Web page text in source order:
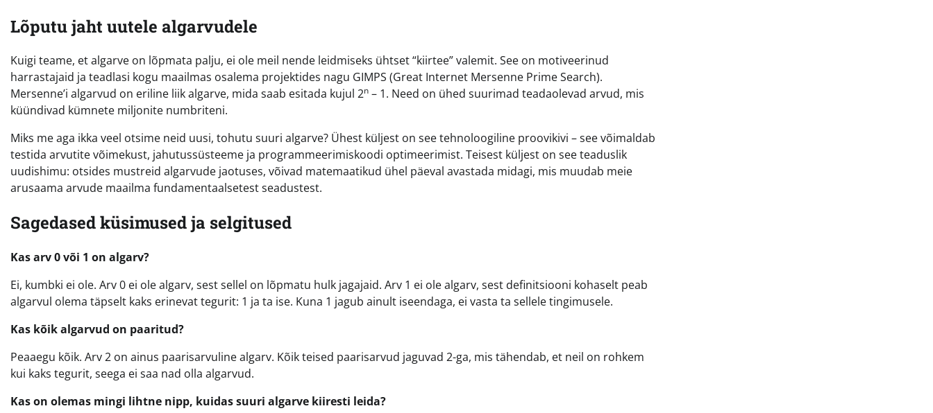
Lõputu jaht uutele algarvudele
Kuigi teame, et algarve on lõpmata palju, ei ole meil nende leidmiseks ühtset “kiirtee” valemit. See on motiveerinud
harrastajaid ja teadlasi kogu maailmas osalema projektides nagu GIMPS (Great Internet Mersenne Prime Search).
Mersenne’i algarvud on eriline liik algarve, mida saab esitada kujul 2n – 1. Need on ühed suurimad teadaolevad arvud, mis
küündivad kümnete miljonite numbriteni.
Miks me aga ikka veel otsime neid uusi, tohutu suuri algarve? Ühest küljest on see tehnoloogiline proovikivi – see võimaldab
testida arvutite võimekust, jahutussüsteeme ja programmeerimiskoodi optimeerimist. Teisest küljest on see teaduslik
uudishimu: otsides mustreid algarvude jaotuses, võivad matemaatikud ühel päeval avastada midagi, mis muudab meie
arusaama arvude maailma fundamentaalsetest seadustest.
Sagedased küsimused ja selgitused
Kas arv 0 või 1 on algarv?
Ei, kumbki ei ole. Arv 0 ei ole algarv, sest sellel on lõpmatu hulk jagajaid. Arv 1 ei ole algarv, sest definitsiooni kohaselt peab
algarvul olema täpselt kaks erinevat tegurit: 1 ja ta ise. Kuna 1 jagub ainult iseendaga, ei vasta ta sellele tingimusele.
Kas kõik algarvud on paaritud?
Peaaegu kõik. Arv 2 on ainus paarisarvuline algarv. Kõik teised paarisarvud jaguvad 2-ga, mis tähendab, et neil on rohkem
kui kaks tegurit, seega ei saa nad olla algarvud.
Kas on olemas mingi lihtne nipp, kuidas suuri algarve kiiresti leida?